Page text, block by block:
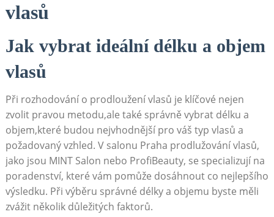
vlasů
Jak vybrat ideální délku a objem
vlasů
Při rozhodování o prodloužení vlasů je klíčové nejen
zvolit pravou metodu,ale také správně vybrat délku a
objem,které budou nejvhodnější pro váš typ vlasů a
požadovaný vzhled. V salonu Praha prodlužování vlasů,
jako jsou MINT Salon nebo ProfiBeauty, se specializují na
poradenství, které vám pomůže dosáhnout co nejlepšího
výsledku. Při výběru správné délky a objemu byste měli
zvážit několik důležitých faktorů.